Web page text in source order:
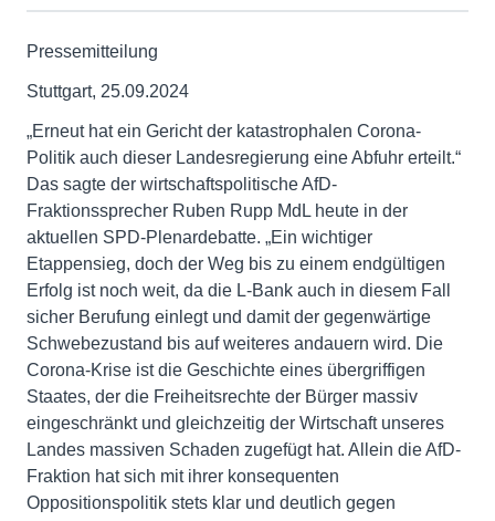
Pressemitteilung
Stuttgart, 25.09.2024
„Erneut hat ein Gericht der katastrophalen Corona-
Politik auch dieser Landesregierung eine Abfuhr erteilt.“
Das sagte der wirtschaftspolitische AfD-
Fraktionssprecher Ruben Rupp MdL heute in der
aktuellen SPD-Plenardebatte. „Ein wichtiger
Etappensieg, doch der Weg bis zu einem endgültigen
Erfolg ist noch weit, da die L-Bank auch in diesem Fall
sicher Berufung einlegt und damit der gegenwärtige
Schwebezustand bis auf weiteres andauern wird. Die
Corona-Krise ist die Geschichte eines übergriffigen
Staates, der die Freiheitsrechte der Bürger massiv
eingeschränkt und gleichzeitig der Wirtschaft unseres
Landes massiven Schaden zugefügt hat. Allein die AfD-
Fraktion hat sich mit ihrer konsequenten
Oppositionspolitik stets klar und deutlich gegen